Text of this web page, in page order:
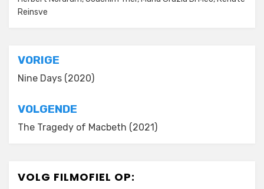
Reinsve
Bericht
navigatie
VORIGE
Nine Days (2020)
VOLGENDE
The Tragedy of Macbeth (2021)
VOLG FILMOFIEL OP: